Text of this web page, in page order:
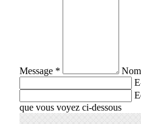
Message *
que vous voyez ci-dessous